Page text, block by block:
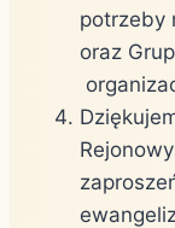
potrzeby
oraz